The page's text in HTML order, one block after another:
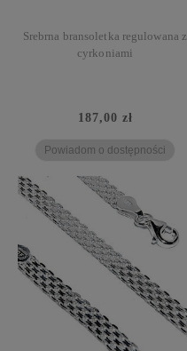
Srebrna bransoletka regulowana z
cyrkoniami
187,00 zł
Powiadom o dostępności